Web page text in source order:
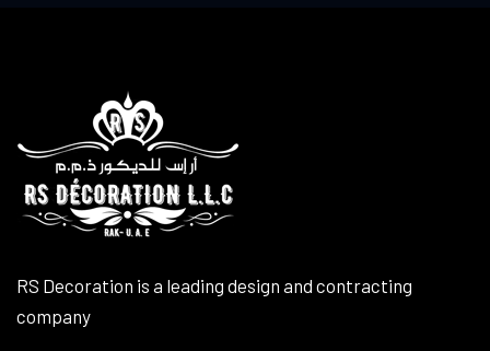
RS Decoration is a leading design and contracting
company